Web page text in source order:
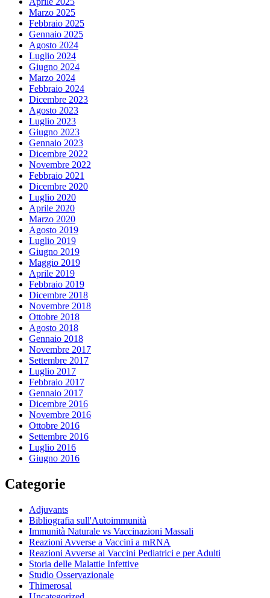
Marzo 2025
Febbraio 2025
Gennaio 2025
Agosto 2024
Luglio 2024
Giugno 2024
Marzo 2024
Febbraio 2024
Dicembre 2023
Agosto 2023
Luglio 2023
Giugno 2023
Gennaio 2023
Dicembre 2022
Novembre 2022
Febbraio 2021
Dicembre 2020
Luglio 2020
Aprile 2020
Marzo 2020
Agosto 2019
Luglio 2019
Giugno 2019
Maggio 2019
Aprile 2019
Febbraio 2019
Dicembre 2018
Novembre 2018
Ottobre 2018
Agosto 2018
Gennaio 2018
Novembre 2017
Settembre 2017
Luglio 2017
Febbraio 2017
Gennaio 2017
Dicembre 2016
Novembre 2016
Ottobre 2016
Settembre 2016
Luglio 2016
Giugno 2016
Categorie
Adjuvants
Bibliografia sull'Autoimmunità
Immunità Naturale vs Vaccinazioni Massali
Reazioni Avverse a Vaccini a mRNA
Reazioni Avverse ai Vaccini Pediatrici e per Adulti
Storia delle Malattie Infettive
Studio Osservazionale
Thimerosal